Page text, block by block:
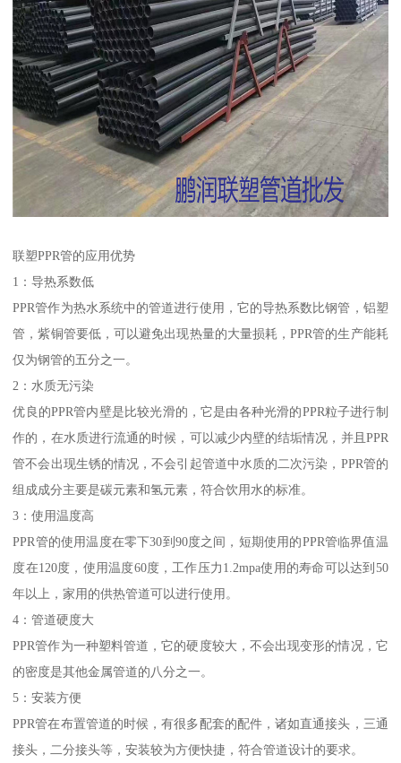
联塑PPR管的应用优势
1：导热系数低
PPR管作为热水系统中的管道进行使用，它的导热系数比钢管，铝塑
管，紫铜管要低，可以避免出现热量的大量损耗，PPR管的生产能耗
仅为钢管的五分之一。
2：水质无污染
优良的PPR管内壁是比较光滑的，它是由各种光滑的PPR粒子进行制
作的，在水质进行流通的时候，可以减少内壁的结垢情况，并且PPR
管不会出现生锈的情况，不会引起管道中水质的二次污染，PPR管的
组成成分主要是碳元素和氢元素，符合饮用水的标准。
3：使用温度高
PPR管的使用温度在零下30到90度之间，短期使用的PPR管临界值温
度在120度，使用温度60度，工作压力1.2mpa使用的寿命可以达到50
年以上，家用的供热管道可以进行使用。
4：管道硬度大
PPR管作为一种塑料管道，它的硬度较大，不会出现变形的情况，它
的密度是其他金属管道的八分之一。
5：安装方便
PPR管在布置管道的时候，有很多配套的配件，诸如直通接头，三通
接头，二分接头等，安装较为方便快捷，符合管道设计的要求。